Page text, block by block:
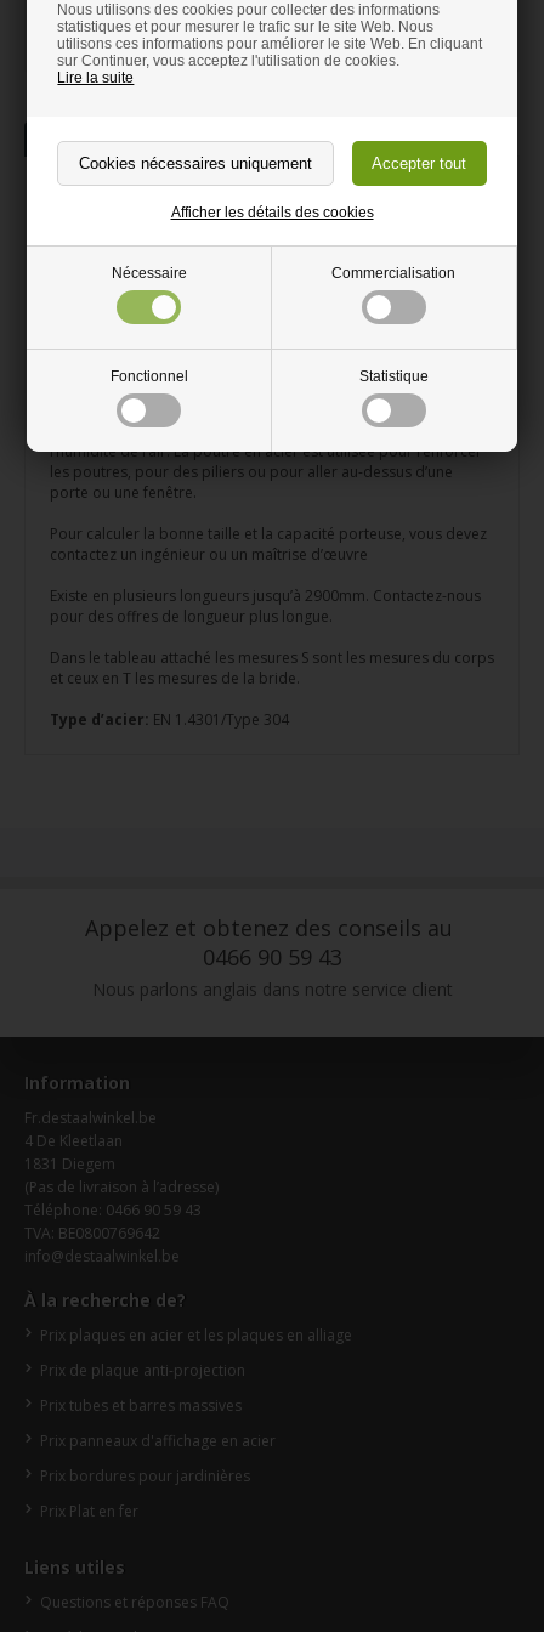
Nous utilisons des cookies pour collecter des informations
statistiques et pour mesurer le trafic sur le site Web. Nous
utilisons ces informations pour améliorer le site Web. En cliquant
sur Continuer, vous acceptez l'utilisation de cookies.
Lire la suite
Nécessaire Commercialisation
Fonctionnel Statistique
Afficher les détails des cookies
info@destaalwinkel.be
La description Information
Poutre IPE inoxydable
Poutre en acier inoxydable IPE découpée selon vos mesures
Parfait pour un projet en acier à faire soi-même
Très résistant. Aussi nommé profil I.
Peut être découper avec une meuleuse
Une poutre en acier inoxydable IPE est utilisable aussi bien à
l’intérieur qu’à l’extérieur. Cette poutre IPE ne rouille pas avec
l’humidité de l’air. La poutre en acier est utilisée pour renforcer
les poutres, pour des piliers ou pour aller au-dessus d’une
porte ou une fenêtre.
Pour calculer la bonne taille et la capacité porteuse, vous devez
contactez un ingénieur ou un maîtrise d’œuvre
Existe en plusieurs longueurs jusqu’à 2900mm. Contactez-nous
pour des offres de longueur plus longue.
Dans le tableau attaché les mesures S sont les mesures du corps
et ceux en T les mesures de la bride.
Type d’acier: EN 1.4301/Type 304
Appelez et obtenez des conseils au
0466 90 59 43
Nous parlons anglais dans notre service client
Information
Fr.destaalwinkel.be
4 De Kleetlaan
1831 Diegem
(Pas de livraison à l’adresse)
Téléphone: 0466 90 59 43
TVA: BE0800769642
info@destaalwinkel.be
À la recherche de?
Prix plaques en acier et les plaques en alliage
Prix de plaque anti-projection
Prix tubes et barres massives
Prix panneaux d'affichage en acier
Prix bordures pour jardinières
Prix Plat en fer
Liens utiles
Questions et réponses FAQ